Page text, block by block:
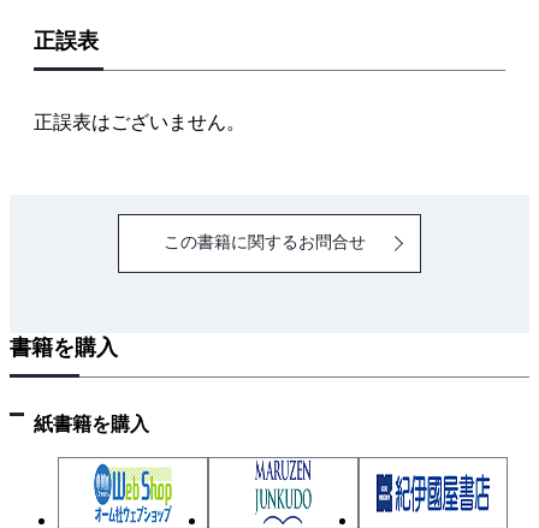
1 公表候補問題の基本解釈
2 図記号から施工ポイントを理解する
3 試験で指示される主な「施工条件」を理解する
第4章 実技の基本作業
1 課題寸法の理解とケーブル長さの測りかた
2 電線の絶縁被覆とケーブル外装のはぎ取り
4 露出形器具への結線
5 連用器具への結線 スイッチ、コンセント、3路
（4路）スイッチ
7 アウトレットボックスと電線管の接続
8 ジョイントボックス内の電線相互接続
正誤表
正誤表はございません。
この書籍に関するお問合せ
書籍を購入
紙書籍を購入